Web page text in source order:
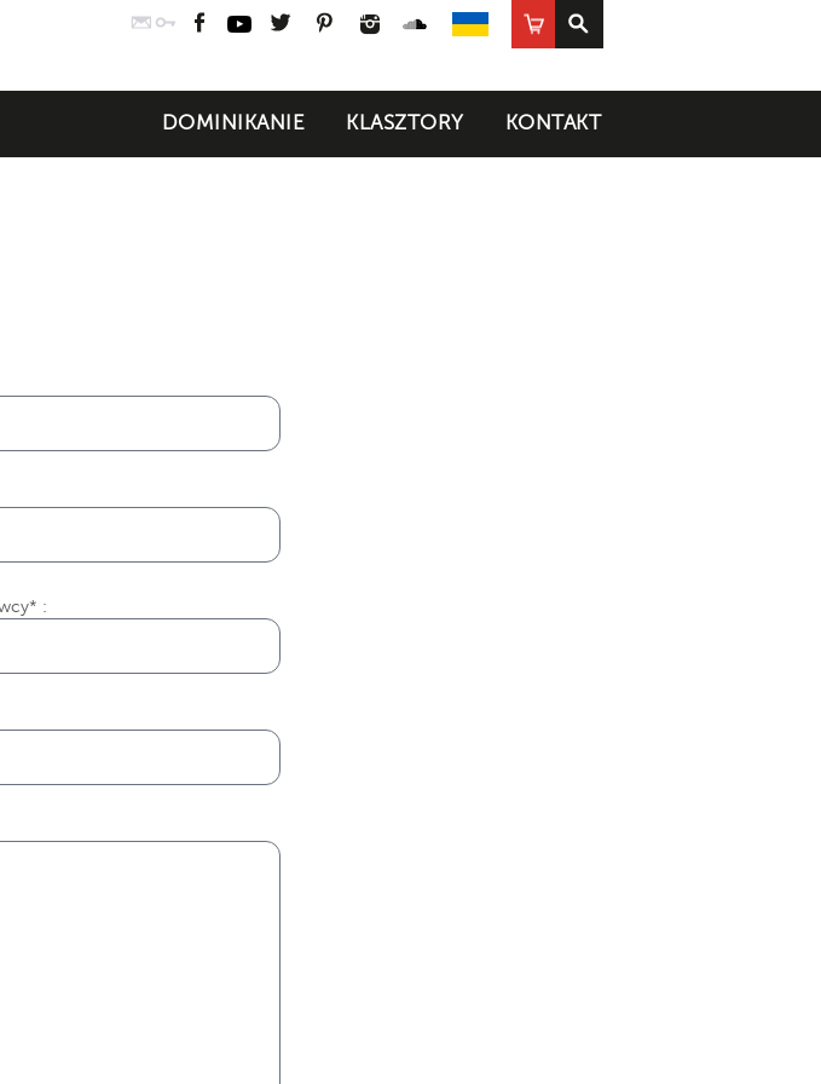
PocztaLogowanie
Facebook
YouTubeTwitterPinterestInstagramSoundCloud
UA
Sklep
KONTAKT
KLASZTORY
DOMINIKANIE
: